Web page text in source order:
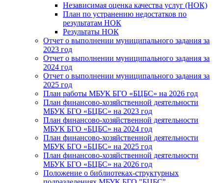
Независимая оценка качества услуг (НОК)
План по устранению недостатков по
результатам НОК
Результаты НОК
Отчет о выполнении муниципального задания за
2023 год
Отчет о выполнении муниципального задания за
2024 год
Отчет о выполнении муниципального задания за
2025 год
План работы МБУК БГО «БЦБС» на 2026 год
План финансово-хозяйственной деятельности
МБУК БГО «БЦБС» на 2023 год
План финансово-хозяйственной деятельности
МБУК БГО «БЦБС» на 2024 год
План финансово-хозяйственной деятельности
МБУК БГО «БЦБС» на 2025 год
План финансово-хозяйственной деятельности
МБУК БГО «БЦБС» на 2026 год
Положение о библиотеках-структурных